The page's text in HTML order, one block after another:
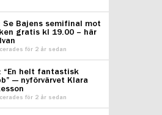
Se Bajens semifinal mot
gratis kl 19.00 – här
för 2 år sedan
“En helt fantastisk
— nyförvärvet Klara
för 2 år sedan